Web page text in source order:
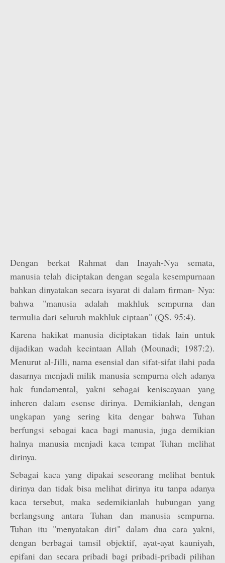
Dengan berkat Rahmat dan Inayah-Nya semata,
manusia telah diciptakan dengan segala kesempurnaan
bahkan dinyatakan secara isyarat di dalam firman- Nya:
bahwa "manusia adalah makhluk sempurna dan
termulia dari seluruh makhluk ciptaan" (QS. 95:4).
Karena hakikat manusia diciptakan tidak lain untuk
dijadikan wadah kecintaan Allah (Mounadi; 1987:2).
Menurut al-Jilli, nama esensial dan sifat-sifat ilahi pada
dasarnya menjadi milik manusia sempurna oleh adanya
hak fundamental, yakni sebagai keniscayaan yang
inheren dalam esense dirinya. Demikianlah, dengan
ungkapan yang sering kita dengar bahwa Tuhan
berfungsi sebagai kaca bagi manusia, juga demikian
halnya manusia menjadi kaca tempat Tuhan melihat
dirinya.
Sebagai kaca yang dipakai seseorang melihat bentuk
dirinya dan tidak bisa melihat dirinya itu tanpa adanya
kaca tersebut, maka sedemikianlah hubungan yang
berlangsung antara Tuhan dan manusia sempurna.
Tuhan itu "menyatakan diri" dalam dua cara yakni,
dengan berbagai tamsil objektif, ayat-ayat kauniyah,
epifani dan secara pribadi bagi pribadi-pribadi pilihan